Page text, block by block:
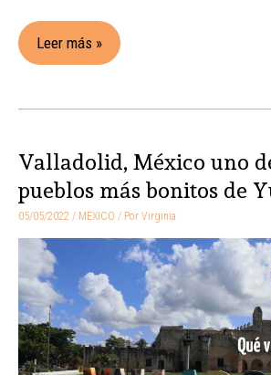
Leer más »
Valladolid, México uno
pueblos más bonitos de
05/05/2022 / MEXICO / Por Virginia
Valladolid,
México
uno
de
los
pueblos
más
bonitos
de